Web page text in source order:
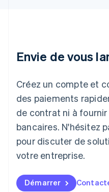
Envie de vous
Créez un compte et
des paiements
de contrat ni à
bancaires. N'hésitez
pour discuter de
votre entreprise.
Démarrer
Japon
Lettonie
English
Liechtenstein
DeutschEnglish
Lituanie
Luxembourg
FrançaisDeutschEnglish
English简体中文
Malte